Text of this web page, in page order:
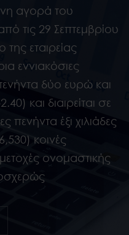
αγορά του
τις 29 Σεπτεμβρίου
της εταιρείας
εννιακόσιες
δύο ευρώ και
και διαιρείται σε
πενήντα έξι χιλιάδες
κοινές
ονομαστικής